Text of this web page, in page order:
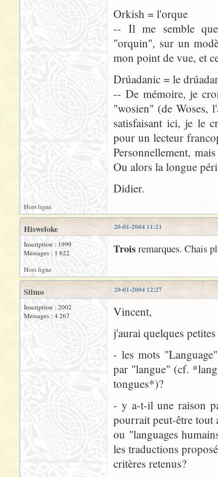
Orkish = l'orque
-- Il me semble
"orquin", sur un
mon point de vue, et
Drúadanic = le
-- De mémoire, je
"wosien" (de Woses,
satisfaisant ici, je le
pour un lecteur
Personnellement,
Ou alors la longue
Didier.
Hors ligne
20-01-2004 11:21
Hisweloke
Inscription : 1999
Messages : 1 622
Troisremarques. Chais
Hors ligne
20-01-2004 12:27
Silmo
Inscription : 2002
Messages : 4 267
Vincent,
j'aurai quelques
- les mots
par "langue" (cf.
tongues*)?
- y a-t-il une raison
pourrait peut-être tout
ou "languages
les traductions
critères retenus?